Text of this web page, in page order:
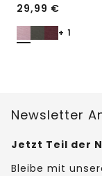
29,99 €
+ 1
Newsletter
Jetzt Teil der
Bleibe mit